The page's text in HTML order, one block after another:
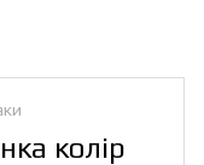
колір